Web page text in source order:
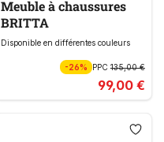
Meuble à chaussures
BRITTA
Disponible en différentes couleurs
-26% PPC135,00 €
99,00 €